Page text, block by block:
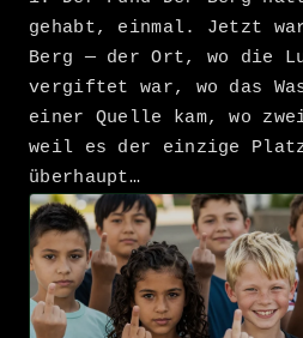
gehabt, einmal. Jetzt
Berg — der Ort, wo die
vergiftet war, wo das
einer Quelle kam, wo
weil es der einzige
überhaupt…